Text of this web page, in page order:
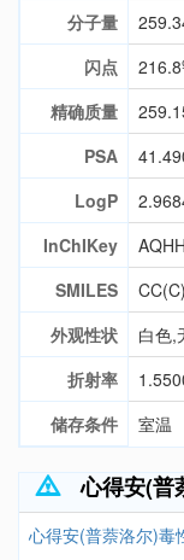
分子量
闪点
精确质量
PSA
LogP
InChIKey
SMILES
外观性状
白色,
折射率
储存条件
室温
心得安(普
心得安(普萘洛尔)毒